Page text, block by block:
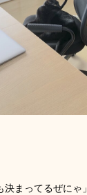
決まってるぜにゃ」